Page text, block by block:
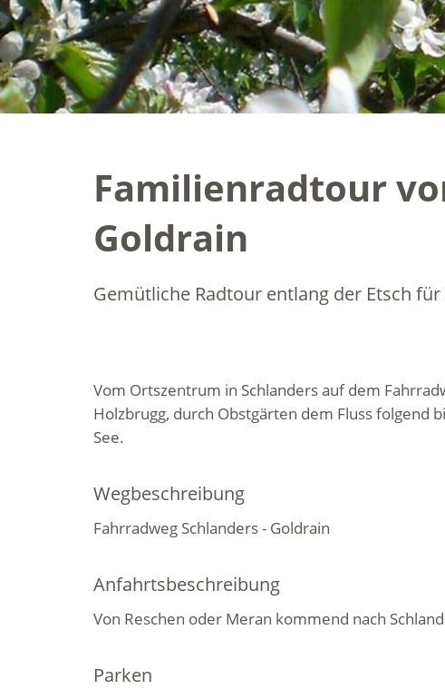
Familienradtour
Goldrain
Gemütliche Radtour entlang der Etsch
Vom Ortszentrum in Schlanders auf dem
Holzbrugg, durch Obstgärten dem Fluss folgend
See.
Wegbeschreibung
Fahrradweg Schlanders - Goldrain
Anfahrtsbeschreibung
Von Reschen oder Meran kommend nach
Parken